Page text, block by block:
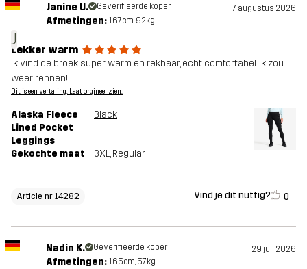
J
Janine U. Geverifieerde koper 7 augustus 2026
Afmetingen: 167cm, 92kg
Lekker warm
Ik vind de broek super warm en rekbaar, echt comfortabel. Ik zou
weer rennen!
Dit is een vertaling. Laat orgineel zien.
Alaska Fleece
Lined Pocket
Leggings
Black
Gekochte maat 3XL, Regular
Article nr 14282 Vind je dit nuttig? 0
Nadin K. Geverifieerde koper 29 juli 2026
Afmetingen: 165cm, 57kg